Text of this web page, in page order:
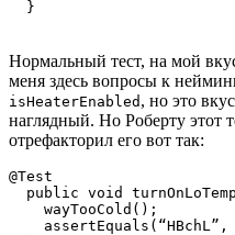
Нормальный тест, на мой
меня здесь вопросы к
isHeaterEnabled , но это
наглядный. Но Роберту этот
отрефакторил его вот так:
@Test
public void
    wayTooCold();
assertEquals(“HBchL”,